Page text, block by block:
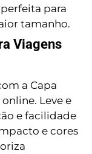
para
tamanho.
Viagens
a Capa
Leve e
e facilidade
e cores